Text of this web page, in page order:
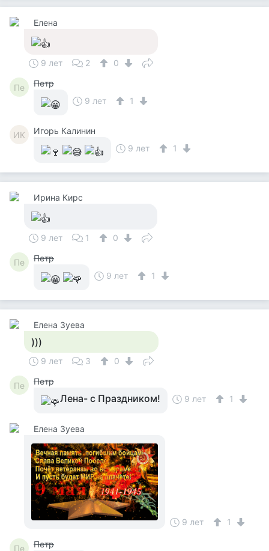
Елена
9 лет 2 0
Пе
Петр
9 лет
1
ИК
Игорь Калинин
9 лет
1
Ирина Кирс
9 лет 1 0
Пе
Петр
9 лет
1
Елена Зуева
)))
9 лет 3 0
Пе Петр
Лена- с Праздником! 9 лет 1
Елена Зуева
9 лет 1
Пе Петр